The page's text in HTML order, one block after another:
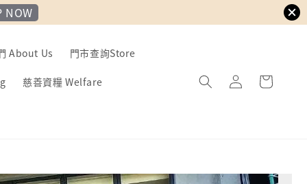
NOW
About Us 門市查詢Store
慈善資糧 Welfare